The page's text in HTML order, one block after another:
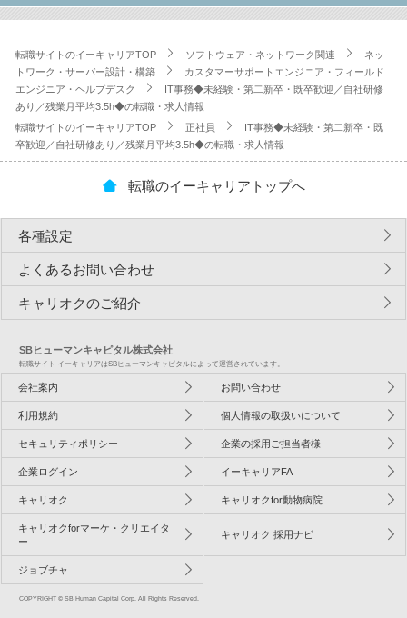
転職サイトのイーキャリアTOP ソフトウェア・ネットワーク関連
ネッ
トワーク・サーバー設計・構築
カスタマーサポートエンジニア・フィールド
エンジニア・ヘルプデスク
IT事務◆未経験・第二新卒・既卒歓迎／自社研修
あり／残業月平均3.5h◆の転職・求人情報
転職サイトのイーキャリアTOP
正社員
IT事務◆未経験・第二新卒・既
卒歓迎／自社研修あり／残業月平均3.5h◆の転職・求人情報
転職のイーキャリアトップへ
各種設定
よくあるお問い合わせ
キャリオクのご紹介
SBヒューマンキャピタル株式会社
転職サイト イーキャリアはSBヒューマンキャピタルによって運営されています。
会社案内 お問い合わせ
利用規約 個人情報の取扱いについて
セキュリティポリシー 企業の採用ご担当者様
企業ログイン イーキャリアFA
キャリオク キャリオクfor動物病院
キャリオクforマーケ・クリエイタ
ー
キャリオク 採用ナビ
ジョブチャ
COPYRIGHT © SB Human Capital Corp. All Rights Reserved.